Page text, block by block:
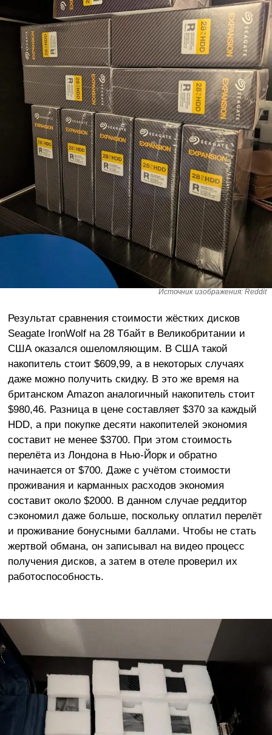
Источник изображения: Reddit
Результат сравнения стоимости жёстких дисков
Seagate IronWolf на 28 Тбайт в Великобритании и
США оказался ошеломляющим. В США такой
накопитель стоит $609,99, а в некоторых случаях
даже можно получить скидку. В это же время на
британском Amazon аналогичный накопитель стоит
$980,46. Разница в цене составляет $370 за каждый
HDD, а при покупке десяти накопителей экономия
составит не менее $3700. При этом стоимость
перелёта из Лондона в Нью-Йорк и обратно
начинается от $700. Даже с учётом стоимости
проживания и карманных расходов экономия
составит около $2000. В данном случае реддитор
сэкономил даже больше, поскольку оплатил перелёт
и проживание бонусными баллами. Чтобы не стать
жертвой обмана, он записывал на видео процесс
получения дисков, а затем в отеле проверил их
работоспособность.